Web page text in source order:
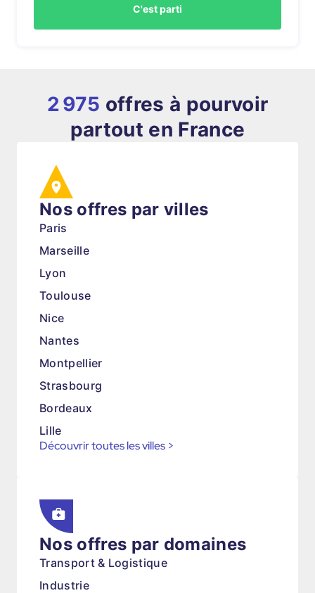
C'est parti
2 975 offres à pourvoir
partout en France
Nos offres par villes
Paris
Marseille
Lyon
Toulouse
Nice
Nantes
Montpellier
Strasbourg
Bordeaux
Lille
Découvrir toutes les villes >
Nos offres par domaines
Transport & Logistique
Industrie